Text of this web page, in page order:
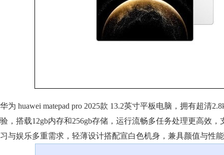
华为 huawei matepad pro 2025款 13.2英寸平板电脑，拥有超清
验，搭载12gb内存和256gb存储，运行流畅多任务处理更高效
习与娱乐多重需求，轻薄设计搭配宣白色机身，兼具颜值与性